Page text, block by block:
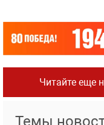
Читайте еще
Темы